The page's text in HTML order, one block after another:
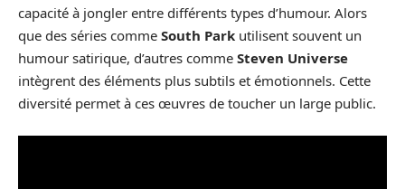
capacité à jongler entre différents types d’humour. Alors
que des séries comme South Park utilisent souvent un
humour satirique, d’autres comme Steven Universe
intègrent des éléments plus subtils et émotionnels. Cette
diversité permet à ces œuvres de toucher un large public.